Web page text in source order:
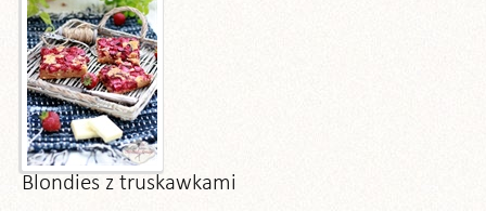
Blondies z truskawkami